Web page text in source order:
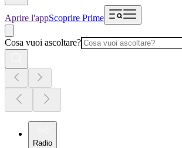
Aprire l'appScoprire Prime
Cosa vuoi ascoltare?
Radio